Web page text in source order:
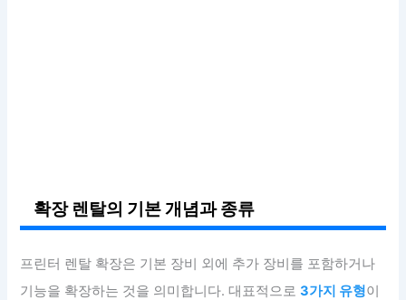
확장 렌탈의 기본 개념과 종류
프린터 렌탈 확장은 기본 장비 외에 추가 장비를 포함하거나
기능을 확장하는 것을 의미합니다. 대표적으로3가지 유형이